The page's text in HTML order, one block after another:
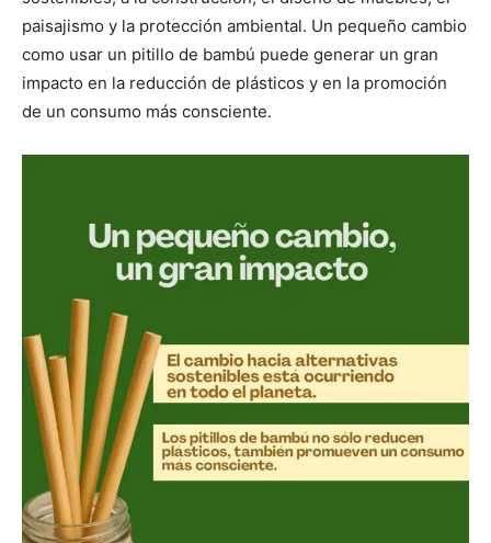
paisajismo y la protección ambiental. Un pequeño cambio
como usar un pitillo de bambú puede generar un gran
impacto en la reducción de plásticos y en la promoción
de un consumo más consciente.